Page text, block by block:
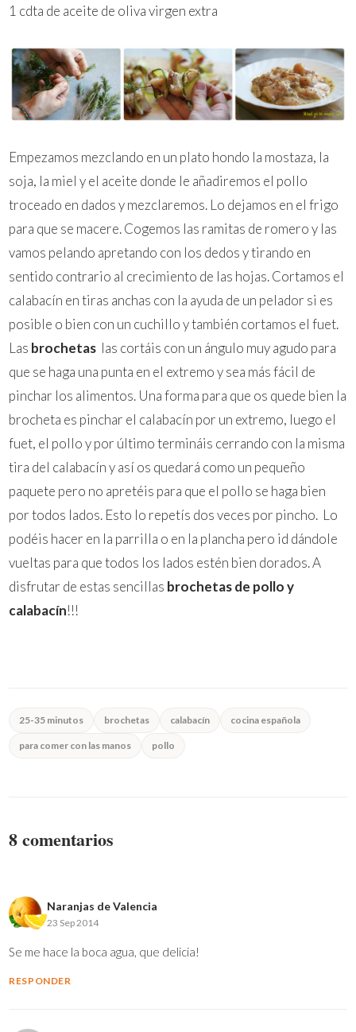
1 cdta de aceite de oliva virgen extra
Empezamos mezclando en un plato hondo la mostaza, la
soja, la miel y el aceite donde le añadiremos el pollo
troceado en dados y mezclaremos. Lo dejamos en el frigo
para que se macere. Cogemos las ramitas de romero y las
vamos pelando apretando con los dedos y tirando en
sentido contrario al crecimiento de las hojas. Cortamos el
calabacín en tiras anchas con la ayuda de un pelador si es
posible o bien con un cuchillo y también cortamos el fuet.
Las brochetas las cortáis con un ángulo muy agudo para
que se haga una punta en el extremo y sea más fácil de
pinchar los alimentos. Una forma para que os quede bien la
brocheta es pinchar el calabacín por un extremo, luego el
fuet, el pollo y por último termináis cerrando con la misma
tira del calabacín y así os quedará como un pequeño
paquete pero no apretéis para que el pollo se haga bien
por todos lados. Esto lo repetís dos veces por pincho. Lo
podéis hacer en la parrilla o en la plancha pero id dándole
vueltas para que todos los lados estén bien dorados. A
disfrutar de estas sencillas brochetas de pollo y
calabacín!!!
25-35 minutos brochetas calabacín cocina española
para comer con las manos pollo
8 comentarios
Naranjas de Valencia
23 Sep 2014
Se me hace la boca agua, que delicia!
RESPONDER